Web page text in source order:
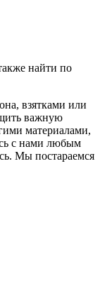
найти по
взятками или
важную
материалами,
с нами любым
Мы постараемся